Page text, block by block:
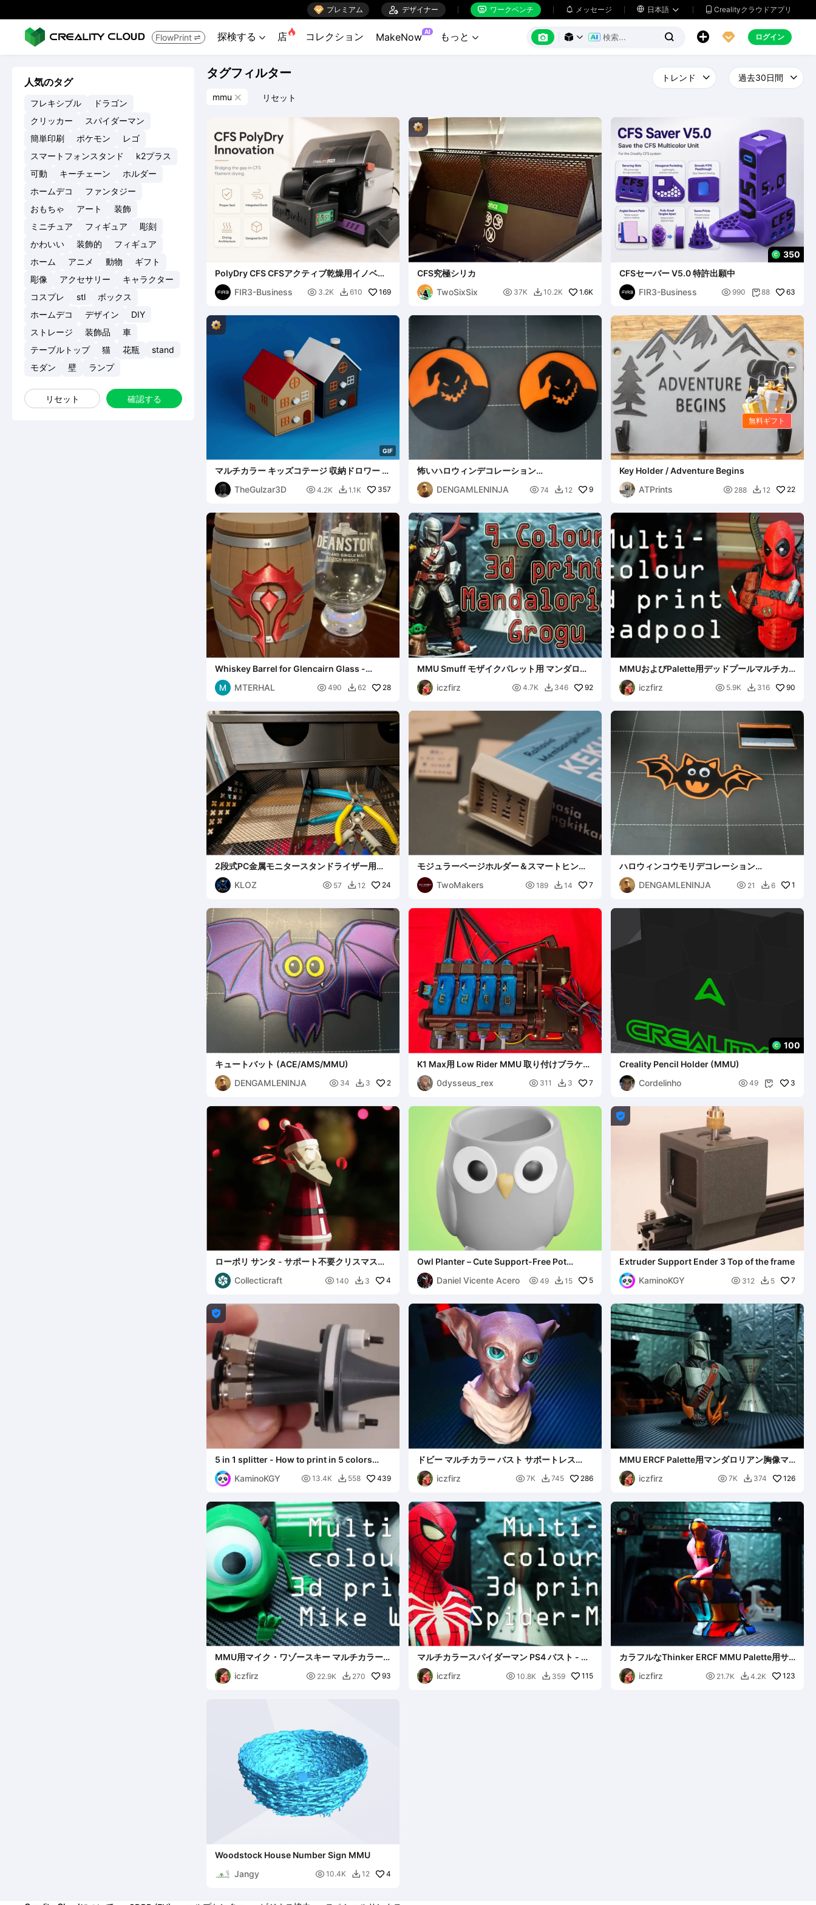
 プレミアム  デザイナー  ワークベンチ  メッセージ  日本語   Crealityクラウドアプリ
FlowPrint  探検する  店 コレクション MakeNow AI もっと        ログイン
人気のタグ
フレキシブル
ドラゴン
クリッカー
スパイダーマン
簡単印刷
ポケモン
レゴ
スマートフォンスタンド
k2プラス
可動
キーチェーン
ホルダー
ホームデコ
ファンタジー
おもちゃ
アート
装飾
ミニチュア
フィギュア
彫刻
かわいい
装飾的
フィギュア
ホーム
アニメ 動物
ギフト
彫像
アクセサリー
キャラクター
コスプレ
stl
ボックス
ホームデコ
デザイン
DIY
ストレージ
装飾品
車
テーブルトップ
猫 花瓶
stand
モダン
壁 ランプ
リセット 確認する
タグフィルター
mmu  リセット
PolyDry CFS CFSアクティブ乾燥用イノベー
ション（ダメージなし）
FIR3-Business
 3.2K  610 169
CFS究極シリカ
TwoSixSix
 37K  10.2K 1.6K
350
CFSセーバー V5.0 特許出願中
FIR3-Business
 990 88 63
GIF
マルチカラー キッズコテージ 収納ドロワー |
家型オーガナイザー
TheGulzar3D
 4.2K  1.1K 357
怖いハロウィンデコレーション
(ACE/AMS/MMU)
DENGAMLENINJA
 74  12 9
Key Holder / Adventure Begins
ATPrints
 288  12 22
Whiskey Barrel for Glencairn Glass -
Horde Edition
MTERHAL
 490  62 28
MMU Smuff モザイクパレット用 マンダロリ
アン マルチカラー
iczfirz
 4.7K  346 92
MMUおよびPalette用デッドプールマルチカ
ラーリミックス
iczfirz
 5.9K  316 90
2段式PC金属モニタースタンドライザー用ト
レイ＆ストッパー
KLOZ
 57  12 24
モジュラーページホルダー＆スマートヒンジ
読書トラッカー
TwoMakers
 189  14 7
ハロウィンコウモリデコレーション
(ACE/AMS/MMU)
DENGAMLENINJA
 21  6 1
キュートバット (ACE/AMS/MMU)
DENGAMLENINJA
 34  3 2
K1 Max用 Low Rider MMU 取り付けブラケッ
ト
0dysseus_rex
 311  3 7
100
Creality Pencil Holder (MMU)
Cordelinho
 49  3
ローポリ サンタ - サポート不要クリスマスオ
ーナメント
Collecticraft
 140  3 4
Owl Planter – Cute Support-Free Pot
(MMU Eyes & Beak) | Free
Daniel Vicente Acero
 49  15 5

Extruder Support Ender 3 Top of the frame
KaminoKGY
 312  5 7

5 in 1 splitter - How to print in 5 colors
with the Ender 3
KaminoKGY
 13.4K  558 439
ドビー マルチカラー バスト サポートレス
ERCF MMU モザイクパレット
iczfirz
 7K  745 286
MMU ERCF Palette用マンダロリアン胸像マ
ルチカラー
iczfirz
 7K  374 126
MMU用マイク・ワゾースキー マルチカラー
リミックス
iczfirz
 22.9K  270 93
マルチカラースパイダーマン PS4 バスト - ア
ドバンスドスーツ MMU
iczfirz
 10.8K  359 115
カラフルなThinker ERCF MMU Palette用サ
ポートフリーリミックス
iczfirz
 21.7K  4.2K 123
Woodstock House Number Sign MMU
Jangy
 10.4K  12 4
無料ギフト